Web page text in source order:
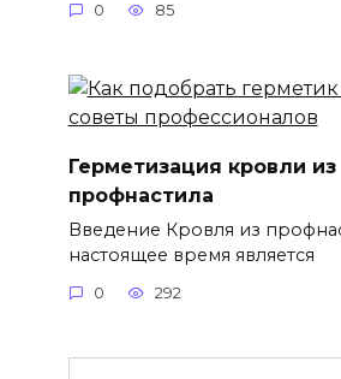
0 85
Герметизация кровли из
профнастила
Введение Кровля из
настоящее время является
0 292